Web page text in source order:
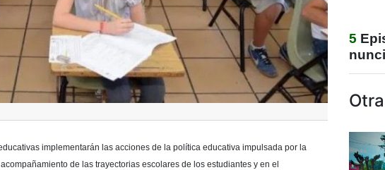
implementarán las acciones de la política educativa impulsada por la
de las trayectorias escolares de los estudiantes y en el
5